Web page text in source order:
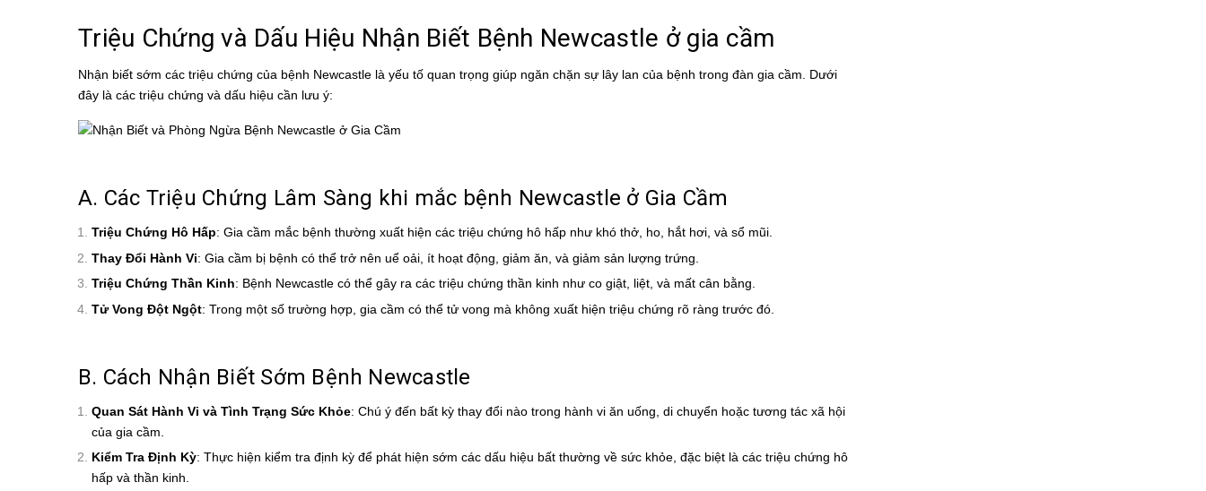
Triệu Chứng và Dấu Hiệu Nhận Biết Bệnh Newcastle ở gia cầm
Nhận biết sớm các triệu chứng của bệnh Newcastle là yếu tố quan trọng giúp ngăn chặn sự lây lan của bệnh trong đàn gia cầm. Dưới
đây là các triệu chứng và dấu hiệu cần lưu ý:
A. Các Triệu Chứng Lâm Sàng khi mắc bệnh Newcastle ở Gia Cầm
Triệu Chứng Hô Hấp: Gia cầm mắc bệnh thường xuất hiện các triệu chứng hô hấp như khó thở, ho, hắt hơi, và sổ mũi.
Thay Đổi Hành Vi: Gia cầm bị bệnh có thể trở nên uể oải, ít hoạt động, giảm ăn, và giảm sản lượng trứng.
Triệu Chứng Thần Kinh: Bệnh Newcastle có thể gây ra các triệu chứng thần kinh như co giật, liệt, và mất cân bằng.
Tử Vong Đột Ngột: Trong một số trường hợp, gia cầm có thể tử vong mà không xuất hiện triệu chứng rõ ràng trước đó.
B. Cách Nhận Biết Sớm Bệnh Newcastle
Quan Sát Hành Vi và Tình Trạng Sức Khỏe: Chú ý đến bất kỳ thay đổi nào trong hành vi ăn uống, di chuyển hoặc tương tác xã hội
của gia cầm.
Kiểm Tra Định Kỳ: Thực hiện kiểm tra định kỳ để phát hiện sớm các dấu hiệu bất thường về sức khỏe, đặc biệt là các triệu chứng hô
hấp và thần kinh.